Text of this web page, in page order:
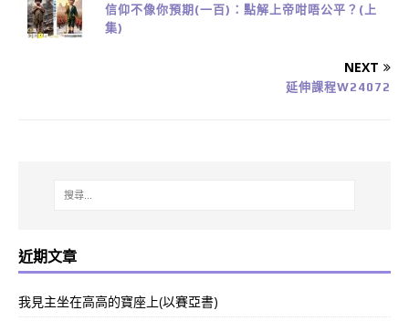
信仰不像你預期(一百)：點解上帝咁唔公平？(上
集)
NEXT
延伸課程W24072
近期文章
我見主坐在高高的寶座上(以賽亞書)